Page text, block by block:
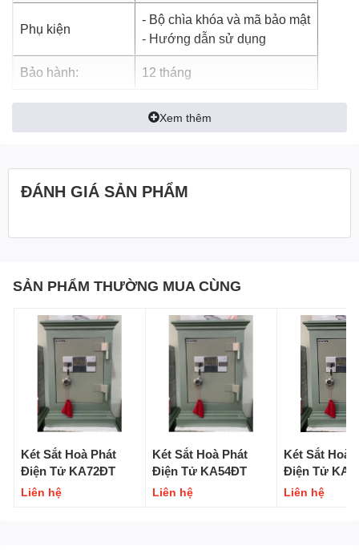
Phụ kiện
- Bộ chìa khóa và mã bảo mật
- Hướng dẫn sử dụng
Bảo hành: 12 tháng
Xem thêm
ĐÁNH GIÁ SẢN PHẨM
SẢN PHẨM THƯỜNG MUA CÙNG
Két Sắt Hoà Phát
Điện Tử KA72ĐT
Liên hệ
Két Sắt Hoà Phát
Điện Tử KA54ĐT
Liên hệ
Két Sắt Hoà
Điện Tử
Liên hệ